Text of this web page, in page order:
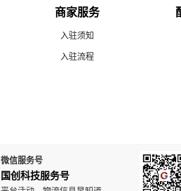
商家服务
入驻须知
入驻流程
微信服务号
国创科技服务号